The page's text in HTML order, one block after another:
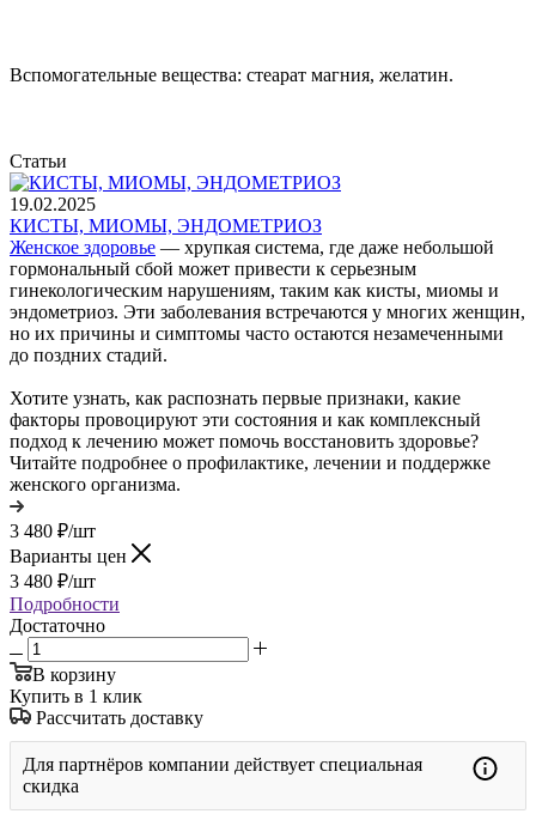
Вспомогательные вещества: стеарат магния, желатин.
Статьи
19.02.2025
КИСТЫ, МИОМЫ, ЭНДОМЕТРИОЗ
Женское здоровье — хрупкая система, где даже небольшой
гормональный сбой может привести к серьезным
гинекологическим нарушениям, таким как кисты, миомы и
эндометриоз. Эти заболевания встречаются у многих женщин,
но их причины и симптомы часто остаются незамеченными
до поздних стадий.
Хотите узнать, как распознать первые признаки, какие
факторы провоцируют эти состояния и как комплексный
подход к лечению может помочь восстановить здоровье?
Читайте подробнее о профилактике, лечении и поддержке
женского организма.
3 480 ₽/шт
Варианты цен
3 480 ₽/шт
Подробности
Достаточно
В корзину
Купить в 1 клик
Рассчитать доставку
Для партнёров компании действует специальная
скидка